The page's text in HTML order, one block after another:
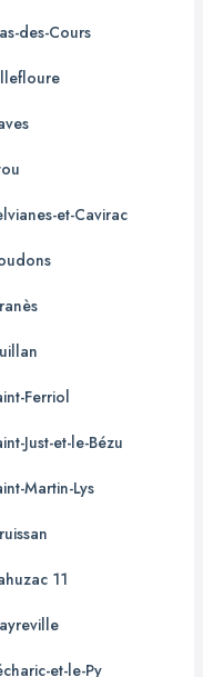
des-Cours
et-Cavirac
Ferriol
Just-et-le-Bézu
Martin-Lys
11
et-le-Py